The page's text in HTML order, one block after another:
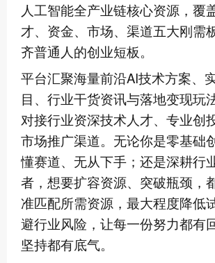
人工智能全产业链核心资源，覆
才、资金、市场、渠道五大刚需
齐普通人的创业短板。
平台汇聚海量前沿AI技术方案、
目、行业干货资讯与落地变现玩
对接行业资深技术人才、专业创
市场推广渠道。无论你是零基础
懂赛道、无从下手；还是深耕行
者，想要扩容资源、突破瓶颈，
准匹配所需资源，最大程度降低
避行业风险，让每一份努力都有
坚持都有底气。